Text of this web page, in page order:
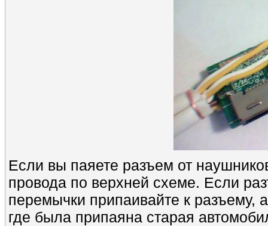
Если вы паяете разъем от
провода по верхней схеме. Если
перемычки припаивайте к разъему,
где была припаяна старая